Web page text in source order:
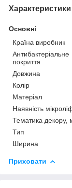
Характеристики
Основні
Країна виробник
Антибактеріальне
покриття
Довжина
Колір
Матеріал
Наявність
Тематика декору,
Тип
Ширина
Приховати